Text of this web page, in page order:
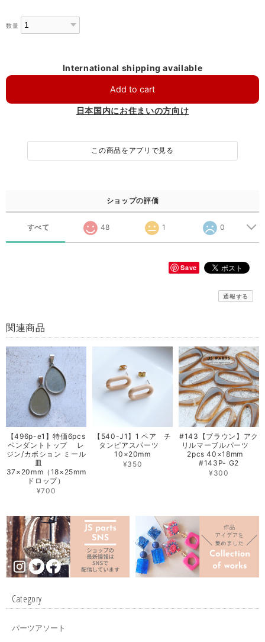
数量
International shipping available
Add to cart
日本国内にお住まいの方向け
この商品をアプリで見る
ショップの評価
すべて 48 1 0
Save
通報する
関連商品
【496p-e1】特価6pcs
ペンダントトップ レ
ジン/カボション ミール
皿
37×20mm（18×25mm
ドロップ）
¥700
【540-J1】1 ペア チ
タンピアスパーツ
10×20mm
¥350
#143【ブラウン】アク
リルマーブルパーツ
2pcs 40×18mm
#143P- G2
¥300
Category
パーツアソート